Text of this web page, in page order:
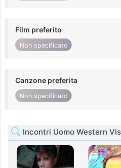
Film preferito
Non specificato
Canzone preferita
Non specificato
Incontri Uomo Western